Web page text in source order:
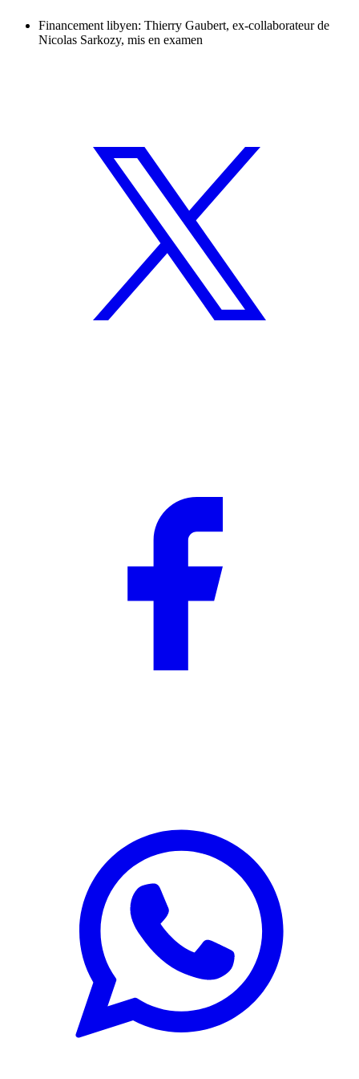
Financement libyen: Thierry Gaubert, ex-collaborateur de
Nicolas Sarkozy, mis en examen